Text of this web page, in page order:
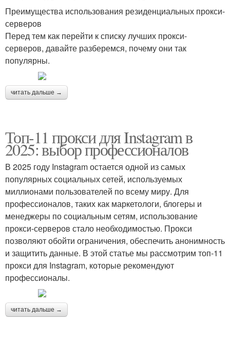
Преимущества использования резиденциальных прокси-
серверов
Перед тем как перейти к списку лучших прокси-
серверов, давайте разберемся, почему они так
популярны.
читать дальше →
Топ-11 прокси для Instagram в
2025: выбор профессионалов
В 2025 году Instagram остается одной из самых
популярных социальных сетей, используемых
миллионами пользователей по всему миру. Для
профессионалов, таких как маркетологи, блогеры и
менеджеры по социальным сетям, использование
прокси-серверов стало необходимостью. Прокси
позволяют обойти ограничения, обеспечить анонимность
и защитить данные. В этой статье мы рассмотрим топ-11
прокси для Instagram, которые рекомендуют
профессионалы.
читать дальше →